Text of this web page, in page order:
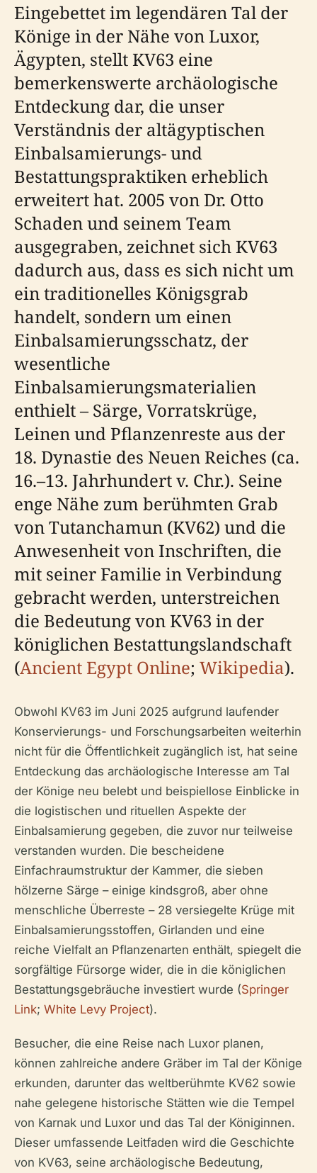
Eingebettet im legendären Tal der
Könige in der Nähe von Luxor,
Ägypten, stellt KV63 eine
bemerkenswerte archäologische
Entdeckung dar, die unser
Verständnis der altägyptischen
Einbalsamierungs- und
Bestattungspraktiken erheblich
erweitert hat. 2005 von Dr. Otto
Schaden und seinem Team
ausgegraben, zeichnet sich KV63
dadurch aus, dass es sich nicht um
ein traditionelles Königsgrab
handelt, sondern um einen
Einbalsamierungsschatz, der
wesentliche
Einbalsamierungsmaterialien
enthielt – Särge, Vorratskrüge,
Leinen und Pflanzenreste aus der
18. Dynastie des Neuen Reiches (ca.
16.–13. Jahrhundert v. Chr.). Seine
enge Nähe zum berühmten Grab
von Tutanchamun (KV62) und die
Anwesenheit von Inschriften, die
mit seiner Familie in Verbindung
gebracht werden, unterstreichen
die Bedeutung von KV63 in der
königlichen Bestattungslandschaft
(Ancient Egypt Online; Wikipedia).
Obwohl KV63 im Juni 2025 aufgrund laufender
Konservierungs- und Forschungsarbeiten weiterhin
nicht für die Öffentlichkeit zugänglich ist, hat seine
Entdeckung das archäologische Interesse am Tal
der Könige neu belebt und beispiellose Einblicke in
die logistischen und rituellen Aspekte der
Einbalsamierung gegeben, die zuvor nur teilweise
verstanden wurden. Die bescheidene
Einfachraumstruktur der Kammer, die sieben
hölzerne Särge – einige kindsgroß, aber ohne
menschliche Überreste – 28 versiegelte Krüge mit
Einbalsamierungsstoffen, Girlanden und eine
reiche Vielfalt an Pflanzenarten enthält, spiegelt die
sorgfältige Fürsorge wider, die in die königlichen
Bestattungsgebräuche investiert wurde (Springer
Link; White Levy Project).
Besucher, die eine Reise nach Luxor planen,
können zahlreiche andere Gräber im Tal der Könige
erkunden, darunter das weltberühmte KV62 sowie
nahe gelegene historische Stätten wie die Tempel
von Karnak und Luxor und das Tal der Königinnen.
Dieser umfassende Leitfaden wird die Geschichte
von KV63, seine archäologische Bedeutung,